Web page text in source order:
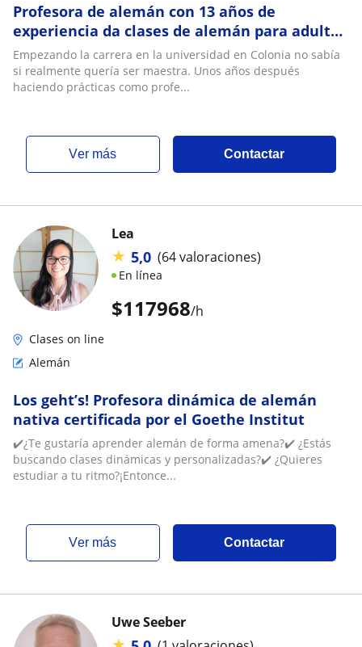
Profesora de alemán con 13 años de
experiencia da clases de alemán para adultos
en linea
Empezando la carrera en la universidad en Colonia no sabía
si realmente quería ser maestra. Unos años después
haciendo prácticas como profe...
ver más Contactar
$117968/h
Lea
★ 5,0 (64 valoraciones)
En línea
Clases on line
Alemán
Los geht’s! Profesora dinámica de alemán
nativa certificada por el Goethe Institut
✔️¿Te gustaría aprender alemán de forma amena?✔️ ¿Estás
buscando clases dinámicas y personalizadas?✔️ ¿Quieres
estudiar a tu ritmo?¡Entonce...
ver más Contactar
Uwe Seeber